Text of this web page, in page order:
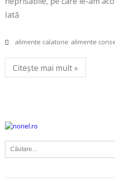
Iată
alimente calatorie alimente
Citește mai mult »
Caută
după: